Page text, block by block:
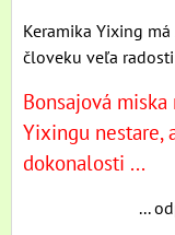
Keramika Yixing
človeku veľa
Bonsajová
Yixingu nestare,
dokonalosti ...
...